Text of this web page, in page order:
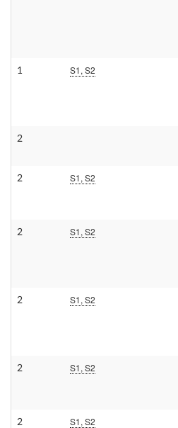
1 S1, S2
2
2 S1, S2
2 S1, S2
2 S1, S2
2 S1, S2
2 S1, S2